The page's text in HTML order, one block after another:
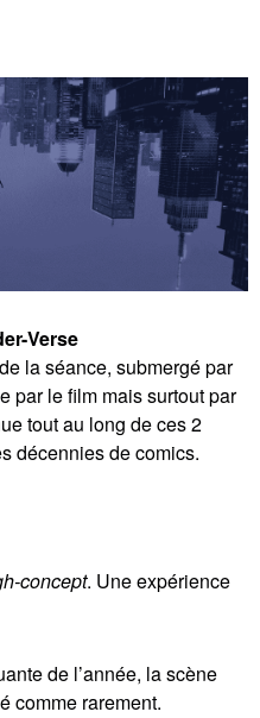
Verse
la séance, submergé par
par le film mais surtout par
tout au long de ces 2
décennies de comics.
concept. Une expérience
de l’année, la scène
comme rarement.